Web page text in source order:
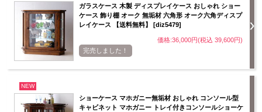
ガラスケース 木製 ディスプレイケース おしゃれ ショー
ケース 飾り棚 オーク 無垢材 六角形 オーク六角ディスプ
レイケース 【送料無料】 [diz5479]
価格:36,000円(税込 39,600円)
完売しました！
NEW
ショーケース マホガニー無垢材 おしゃれ コンソール型
キャビネット マホガニー トレイ付きコンソールショーケ